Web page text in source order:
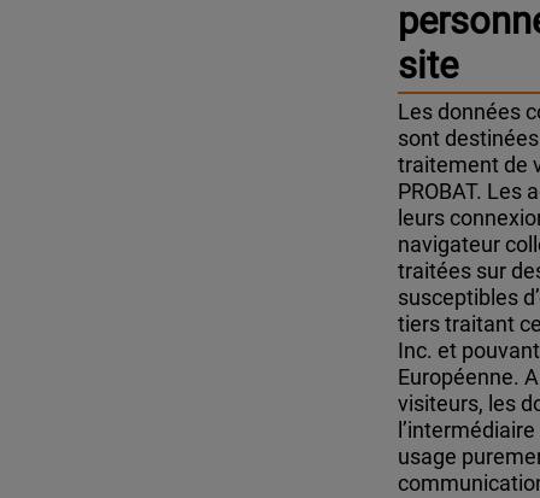
site
Les données
sont
traitement de
PROBAT. Les
leurs
navigateur
traitées sur
susceptibles
tiers traitant
Inc. et
Européenne.
visiteurs, les
usage